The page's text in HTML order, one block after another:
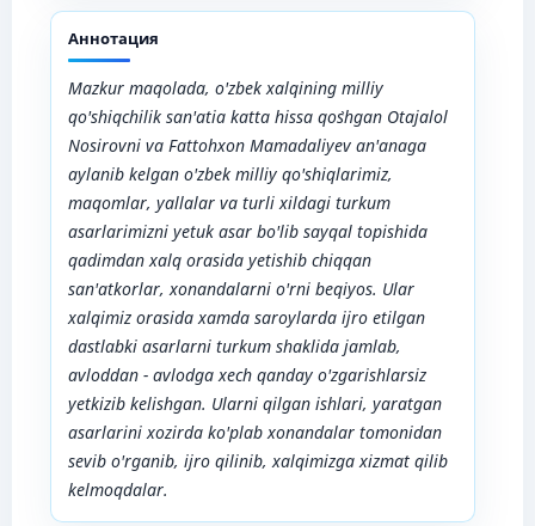
Аннотация
Mazkur maqolada, o'zbek xalqining milliy
qo'shiqchilik san'atiakatta hissa qo`shgan Otajalol
Nosirovni va Fattohxon Mamadaliyevan'anaga
aylanib kelgan o'zbek milliy qo'shiqlarimiz,
maqomlar, yallalar va turli xildagi turkum
asarlarimizni yetuk asar bo'lib sayqal topishida
qadimdan xalq orasida yetishib chiqqan
san'atkorlar, xonandalarnio'rni beqiyos. Ular
xalqimiz orasida xamda saroylarda ijro etilgan
dastlabki asarlarni turkum shaklida jamlab,
avloddan - avlodga xech qanday o'zgarishlarsiz
yetkizib kelishgan. Ularni qilgan ishlari, yaratgan
asarlarini xozirda ko'plab xonandalar tomonidan
sevib o'rganib, ijro qilinib, xalqimizga xizmat qilib
kelmoqdalar.